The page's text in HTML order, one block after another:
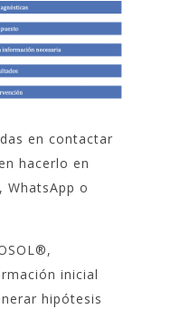
en contactar
hacerlo en
o
inicial
hipótesis